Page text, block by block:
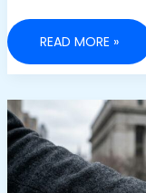
UN
INVERSÉ
D’IDENTIFICATION
ÉVALUER
VOTRE
DEGRÉ
DE
LIBERTÉ
READ MORE »